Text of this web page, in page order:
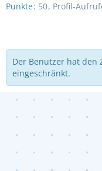
Punkte 50 Profil-
Der Benutzer hat den
eingeschränkt.